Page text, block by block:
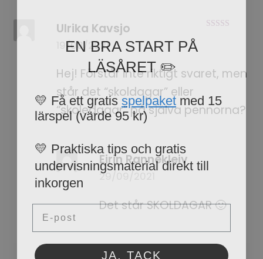
Ulrika Kavsjo
19/08/2021
Hej! Förstår inte riktigt svaret, men
står det “skoldagar” eller
“skoledagar” på själva pennorna?
Eirin Rannekleiv
29/09/2021
Det står SKOLDAGAR 🙂
EN BRA START PÅ
LÄSÅRET ✏️
💛 Få ett gratisspelpaketmed 15
lärspel (värde 95 kr)
💛 Praktiska tips och gratis
undervisningsmaterial direkt till
inkorgen
JA, TACK